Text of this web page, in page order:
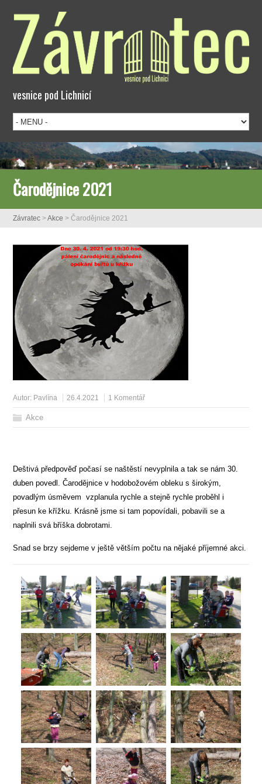
vesnice pod Lichnicí
Čarodějnice 2021
Závratec >Akce >Čarodějnice 2021
Autor: Pavlína 26.4.2021 1 Komentář
Akce
Deštivá předpověď počasí se naštěstí nevyplnila a tak se nám 30.
duben povedl. Čarodějnice v hodobožovém obleku s širokým,
povadlým úsměvem vzplanula rychle a stejně rychle proběhl i
přesun ke křížku. Krásně jsme si tam popovídali, pobavili se a
naplnili svá bříška dobrotami.
Snad se brzy sejdeme v ještě větším počtu na nějaké příjemné akci.